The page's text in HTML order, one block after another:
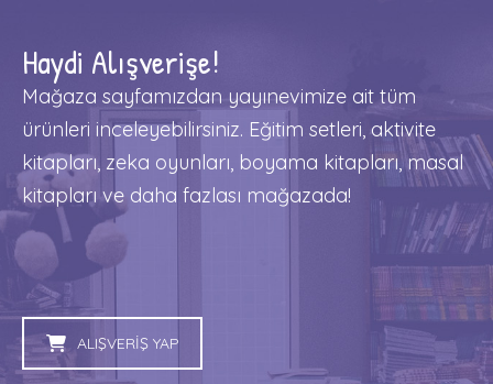
Haydi Alışverişe!
Mağaza sayfamızdan yayınevimize ait tüm
ürünleri inceleyebilirsiniz. Eğitim setleri, aktivite
kitapları, zeka oyunları, boyama kitapları, masal
kitapları ve daha fazlası mağazada!
ALIŞVERİŞ YAP